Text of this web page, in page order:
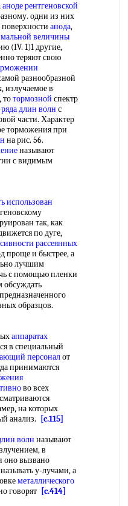
аноде рентгеновской
одни из них
анода,
величины
(IV. 1)1 другие,
теряют свою
разнообразной
излучаемое в
тотормозной спектр
рядадлин волн с
части. Характер
торможения при
на рис. 56.
называют
с видимым
использован
так, как
по дуге,
рассеянных
проще и быстрее, а
лучшим
с помощью пленки
обсуждать
образцов.
аппаратах
в специальный
персоналот
принимаются
во всех
на которых
анализ.
[c.115]
волн называют
в
оно вызвано
у-лучами, а
металлического
говорят [c.414]